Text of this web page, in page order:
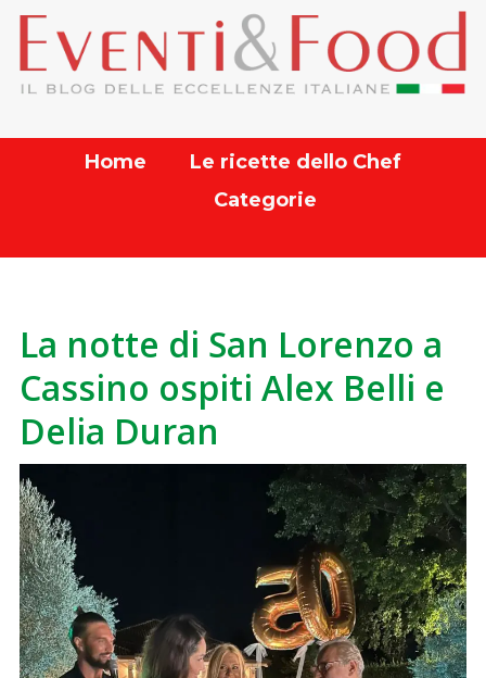
Home
Le ricette dello Chef
Categorie
La notte di San Lorenzo a
Cassino ospiti Alex Belli e
Delia Duran